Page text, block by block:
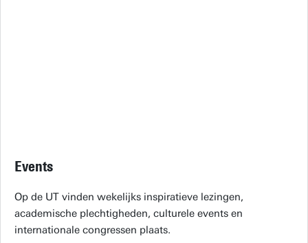
Events
Op de UT vinden wekelijks inspiratieve lezingen,
academische plechtigheden, culturele events en
internationale congressen plaats.